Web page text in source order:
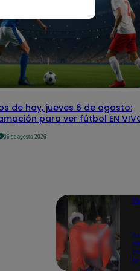
de hoy, jueves 6 de agosto:
para ver fútbol EN
06 de agosto 2026